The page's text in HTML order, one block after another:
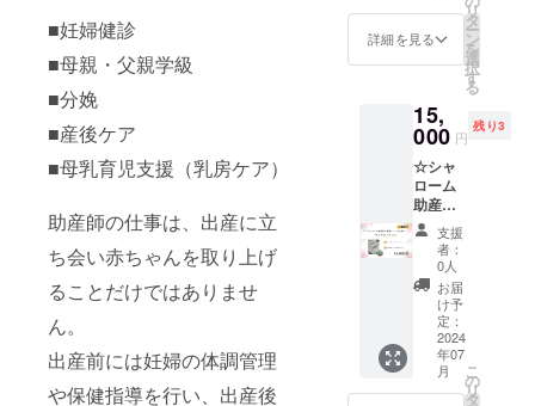
■妊婦健診
■母親・父親学級
■分娩
■産後ケア
■母乳育児支援（乳房ケア）
助産師の仕事は、出産に立
ち会い赤ちゃんを取り上げ
ることだけではありませ
ん。
出産前には妊婦の体調管理
や保健指導を行い、出産後
えび、
酒粕、
【7大ア
レル
ギー】
小麦、
エビ、
落花
生 ※乳
製品、
エビを
含む製
品と共
通の設
備で製
造して
おりま
す。 素
真空蒸
着で特
殊な製
造方法
テー
ション
パール
です。
本真珠
のよう
に輝き
が良
く、汗
にも強
く手入
れ不要
で普段
にお使
い頂け
ます。
詳細を見る
リ
タ
ー
ン
を
選
択
す
る
15,
000 円
残り3
☆シャ
ローム
助産院
が提携
してい
る企業
のロン
グネッ
クレス
＋お礼
のメー
ル【限
定3個】
支援
者：
0人
お届
け予
定：
2024
年07
月
こ
の
リ
タ